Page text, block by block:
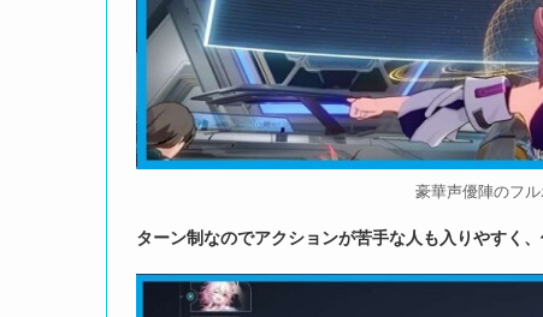
豪華声優陣のフ
ターン制なのでアクションが苦手な人も入りやすく